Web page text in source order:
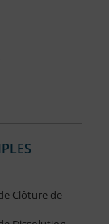
Clôture de